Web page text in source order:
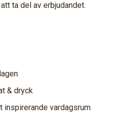
ta del av erbjudandet.
& dryck
inspirerande vardagsrum